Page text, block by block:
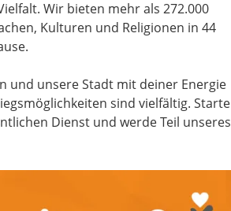
Wir bieten mehr als 272.000
Kulturen und Religionen in 44
und unsere Stadt mit deiner Energie
sind vielfältig. Starte
Dienst und werde Teil unseres